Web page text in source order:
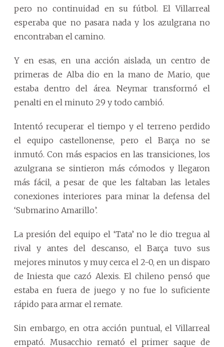
pero no continuidad en su fútbol. El Villarreal
esperaba que no pasara nada y los azulgrana no
encontraban el camino.
Y en esas, en una acción aislada, un centro de
primeras de Alba dio en la mano de Mario, que
estaba dentro del área. Neymar transformó el
penalti en el minuto 29 y todo cambió.
Intentó recuperar el tiempo y el terreno perdido
el equipo castellonense, pero el Barça no se
inmutó. Con más espacios en las transiciones, los
azulgrana se sintieron más cómodos y llegaron
más fácil, a pesar de que les faltaban las letales
conexiones interiores para minar la defensa del
‘Submarino Amarillo’.
La presión del equipo el ‘Tata’ no le dio tregua al
rival y antes del descanso, el Barça tuvo sus
mejores minutos y muy cerca el 2-0, en un disparo
de Iniesta que cazó Alexis. El chileno pensó que
estaba en fuera de juego y no fue lo suficiente
rápido para armar el remate.
Sin embargo, en otra acción puntual, el Villarreal
empató. Musacchio remató el primer saque de